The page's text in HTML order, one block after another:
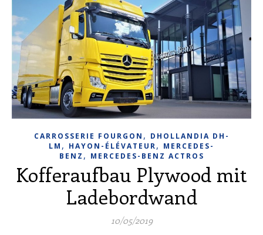
CARROSSERIE FOURGON , DHOLLANDIA DH-
LM , HAYON-ÉLÉVATEUR, MERCEDES-
BENZ , MERCEDES-BENZ ACTROS
Kofferaufbau Plywood mit
Ladebordwand
10/05/2019